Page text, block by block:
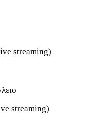
streaming)
streaming)